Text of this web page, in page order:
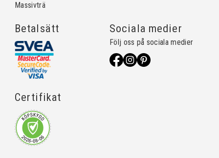
Massivträ
Betalsätt
Certifikat
Sociala medier
Följ oss på sociala medier